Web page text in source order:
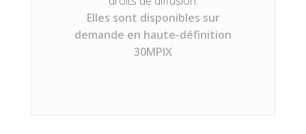
Elles sont disponibles sur
demande en haute-définition
30MPIX